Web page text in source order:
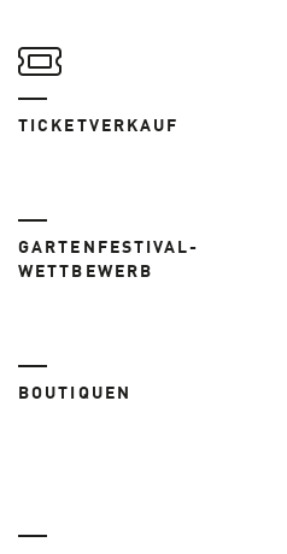
TICKETVERKAUF
GARTENFESTIVAL-
WETTBEWERB
BOUTIQUEN